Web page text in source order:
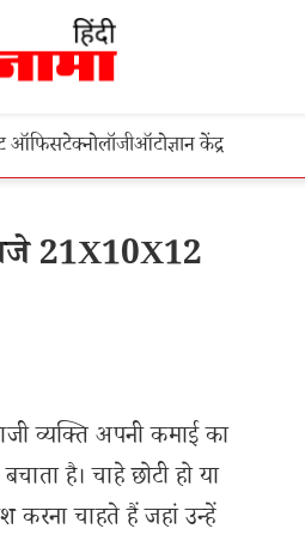
ऑफिसटेक्नोलॉजीऑटोज्ञान केंद्र
21X10X12
व्यक्ति अपनी कमाई का
है। चाहे छोटी हो या
चाहते हैं जहां उन्हें